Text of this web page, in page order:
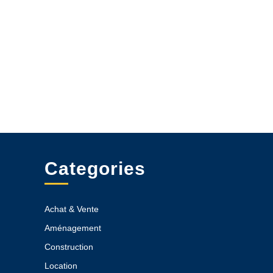
Categories
Achat & Vente
Aménagement
Construction
Location